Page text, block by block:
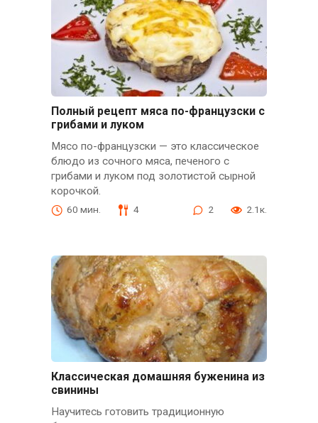
Полный рецепт мяса по-французски с
грибами и луком
Мясо по-французски — это классическое
блюдо из сочного мяса, печеного с
грибами и луком под золотистой сырной
корочкой.
60 мин. 4 2 2.1к.
Классическая домашняя буженина из
свинины
Научитесь готовить традиционную